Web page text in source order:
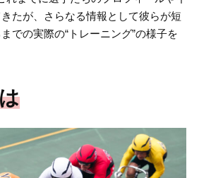
たが、さらなる情報として彼らが短
での実際の“トレーニング”の様子を